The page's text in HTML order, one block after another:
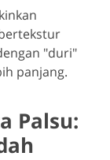
"duri"
panjang.
Palsu: